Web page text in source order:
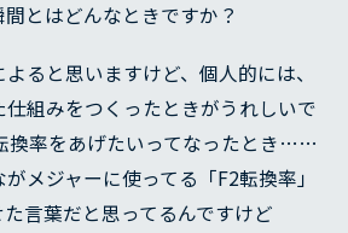
とはどんなときですか？
ると思いますけど、個人的には、
組みをつくったときがうれしいで
換率をあげたいってなったとき……
メジャーに使ってる「F2転換率」
言葉だと思ってるんですけど